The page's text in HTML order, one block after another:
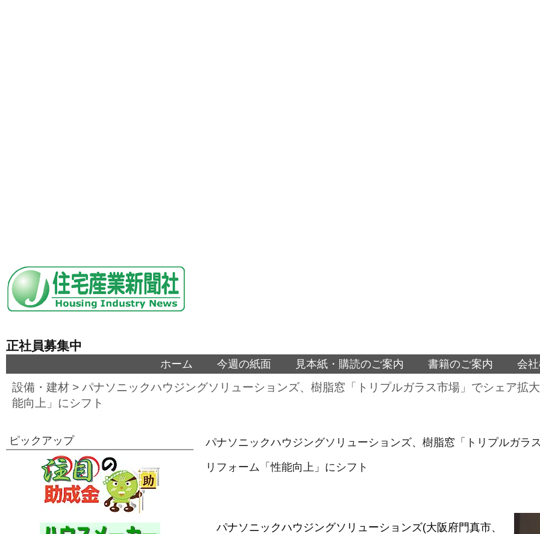
正社員募集中
ホーム 今週の紙面 見本紙・購読のご案内 書籍のご案内 会
設備・建材 > パナソニックハウジングソリューションズ、樹脂窓「トリプルガラス市場」でシェア拡
能向上」にシフト
パナソニックハウジングソリューションズ、樹脂窓「トリプルガラ
リフォーム「性能向上」にシフト
パナソニックハウジングソリューションズ(大阪府門真市、
ピックアップ